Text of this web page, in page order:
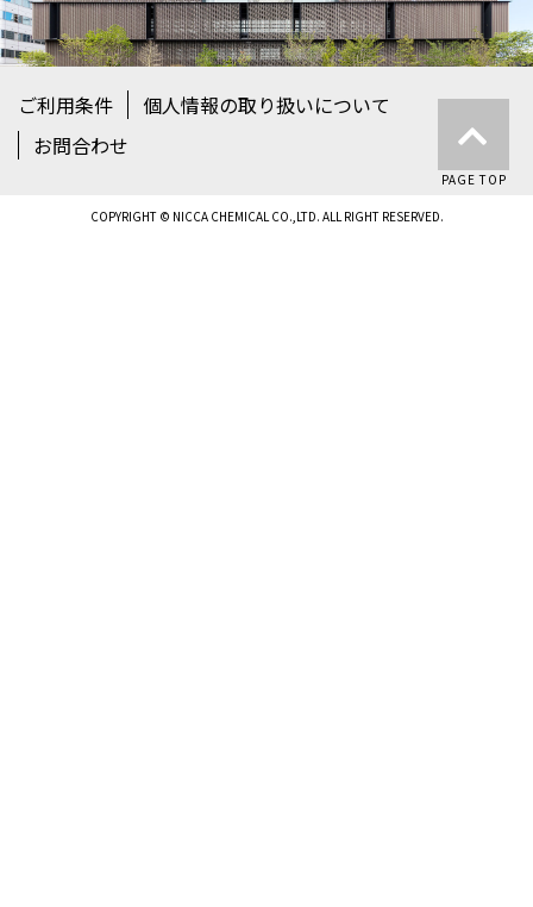
ご利用条件
個人情報の取り扱いについて
お問合わせ
PAGE TOP
COPYRIGHT © NICCA CHEMICAL CO.,LTD. ALL RIGHT RESERVED.